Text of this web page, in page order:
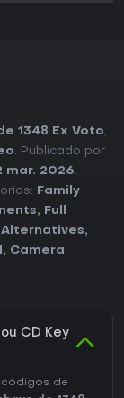
1348 Ex Voto,
. Publicado por
mar. 2026.
Family
,
Full
Alternatives,
, Camera
CD Key
de